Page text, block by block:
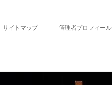
ン
ッ
サイトマップ 管理者プロフィール